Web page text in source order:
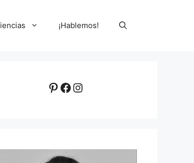
¡Hablemos!
Pinterest
Facebook
Instagram